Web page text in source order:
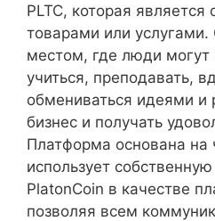
PLTC, которая
товарами или
местом, где люди могут
учиться, преподавать,
обмениваться идеями и
бизнес и получать
Платформа основана на
использует
PlatonCoin в качестве
позволяя всем